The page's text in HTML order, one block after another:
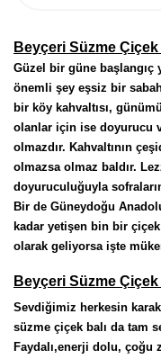
Beyçeri Süzme Çiçek
Güzel bir güne başlangıç
önemli şey eşsiz bir
bir köy kahvaltısı,
olanlar için ise doyurucu
olmazdır. Kahvaltının
olmazsa olmaz baldır.
doyuruculuğuyla
Bir de Güneydoğu
kadar yetişen bin bir
olarak geliyorsa işte
Beyçeri Süzme Çiçek
Sevdiğimiz herkesin
süzme çiçek balı da tam
Faydalı,enerji dolu, çoğu